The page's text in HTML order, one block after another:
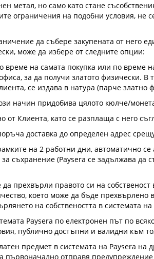
метал, но само като стане
ограничения на подобни условия,
да събере закупената от него
може да избере от следните опции:
на самата покупка или по време
за да получи златото физически. В
се издава в натура (парче златно
начин придобива цялото кюлче/
от Клиента, като се разплаща с него
доставка до определен адрес срещу
на 2 работни дни, автоматично
съхранение (Paysera се задължава да
прехвърли правото си на
което може да бъде прехвърлено
на собствеността в системата
Paysera по електронен път по
публично достъпни и валидни към
предмет в системата на Paysera на
първоначално отправя